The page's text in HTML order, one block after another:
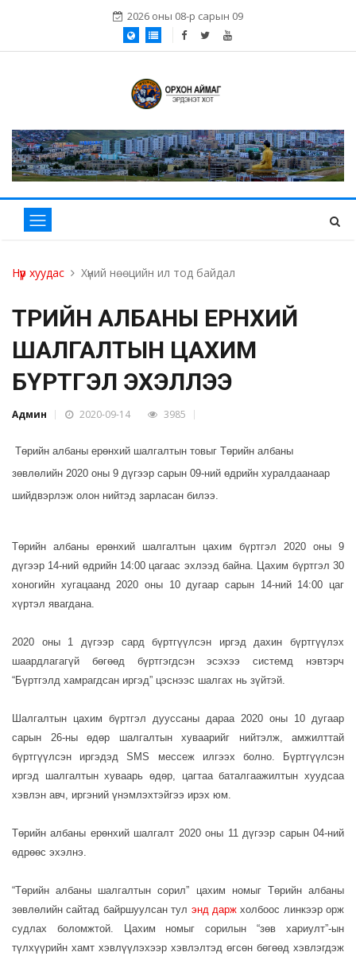
2026 оны 08-р сарын 09
Нүүр хуудас Хүний нөөцийн ил тод байдал
ТӨРИЙН АЛБАНЫ ЕРӨНХИЙ
ШАЛГАЛТЫН ЦАХИМ
БҮРТГЭЛ ЭХЭЛЛЭЭ
Админ 2020-09-14 3985
Төрийн албаны ерөнхий шалгалтын товыг Төрийн албаны
зөвлөлийн 2020 оны 9 дүгээр сарын 09-ний өдрийн хуралдаанаар
шийдвэрлэж олон нийтэд зарласан билээ.
Төрийн албаны ерөнхий шалгалтын цахим бүртгэл 2020 оны 9
дүгээр 14-ний өдрийн 14:00 цагаас эхлээд байна. Цахим бүртгэл 30
хоногийн хугацаанд 2020 оны 10 дугаар сарын 14-ний 14:00 цаг
хүртэл явагдана.
2020 оны 1 дүгээр сард бүртгүүлсэн иргэд дахин бүртгүүлэх
шаардлагагүй бөгөөд бүртгэгдсэн эсэхээ системд нэвтэрч
“Бүртгэлд хамрагдсан иргэд” цэснээс шалгах нь зүйтэй.
Шалгалтын цахим бүртгэл дууссаны дараа 2020 оны 10 дугаар
сарын 26-ны өдөр шалгалтын хуваарийг нийтэлж, амжилттай
бүртгүүлсэн иргэдэд SMS мессеж илгээх болно. Бүртгүүлсэн
иргэд шалгалтын хуваарь өдөр, цагтаа баталгаажилтын хуудсаа
хэвлэн авч, иргэний үнэмлэхтэйгээ ирэх юм.
Төрийн албаны ерөнхий шалгалт 2020 оны 11 дүгээр сарын 04-ний
өдрөөс эхэлнэ.
“Төрийн албаны шалгалтын сорил” цахим номыг Төрийн албаны
зөвлөлийн сайтад байршуулсан тул энд даржхолбоос линкээр орж
судлах боломжтой. Цахим номыг сорилын “зөв хариулт”-ын
түлхүүрийн хамт хэвлүүлэхээр хэвлэлтэд өгсөн бөгөөд хэвлэгдэж